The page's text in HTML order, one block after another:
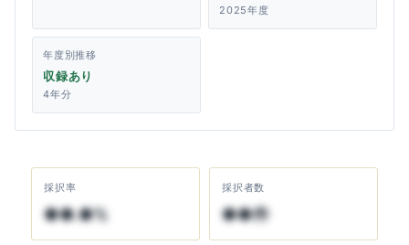
2025年度
年度別推移
収録あり
4年分
採択率
●●.●%
採択者数
●●件